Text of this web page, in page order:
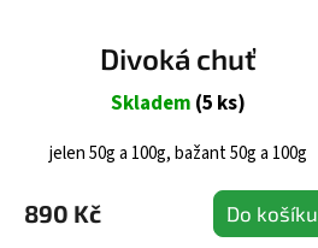
Divoká chuť
Skladem (5 ks)
890 Kč Do košíku
jelen 50g a 100g, bažant 50g a 100g